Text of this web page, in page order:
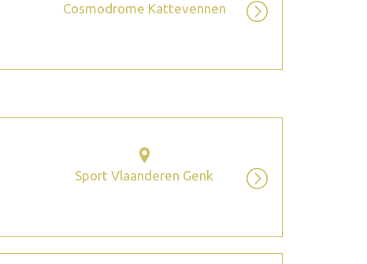
Cosmodrome Kattevennen
Sport Vlaanderen Genk